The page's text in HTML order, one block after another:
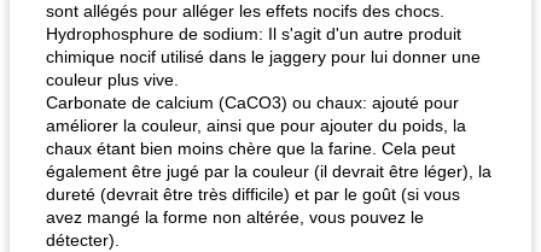
sont allégés pour alléger les effets nocifs des chocs.
Hydrophosphure de sodium: Il s'agit d'un autre produit
chimique nocif utilisé dans le jaggery pour lui donner une
couleur plus vive.
Carbonate de calcium (CaCO3) ou chaux: ajouté pour
améliorer la couleur, ainsi que pour ajouter du poids, la
chaux étant bien moins chère que la farine. Cela peut
également être jugé par la couleur (il devrait être léger), la
dureté (devrait être très difficile) et par le goût (si vous
avez mangé la forme non altérée, vous pouvez le
détecter).